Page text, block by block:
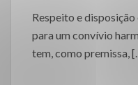
Respeito e
para um convívio
tem, como premissa,